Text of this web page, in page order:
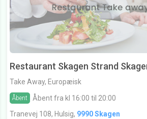
Restaurant Skagen Strand
Take Away, Europæisk
Åbent
Åbent fra kl 16:00 til 20:00
Tranevej 108, Hulsig, 9990 Skagen